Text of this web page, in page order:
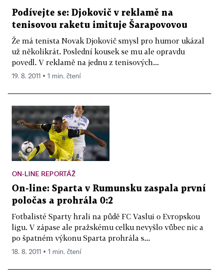
Podívejte se: Djokovič v reklamě na
tenisovou raketu imituje Šarapovovou
Že má tenista Novak Djokovič smysl pro humor ukázal
už několikrát. Poslední kousek se mu ale opravdu
povedl. V reklamě na jednu z tenisových...
19. 8. 2011 ▪ 1 min. čtení
ON-LINE REPORTÁŽ
On-line: Sparta v Rumunsku zaspala první
poločas a prohrála 0:2
Fotbalisté Sparty hrali na půdě FC Vaslui o Evropskou
ligu. V zápase ale pražskému celku nevyšlo vůbec nic a
po špatném výkonu Sparta prohrála s...
18. 8. 2011 ▪ 1 min. čtení